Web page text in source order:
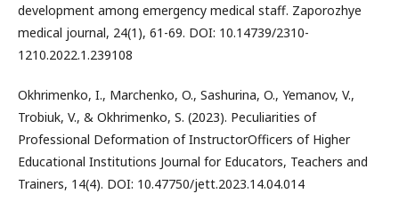
development among emergency medical staff. Zaporozhye
medical journal, 24(1), 61-69. DOI: 10.14739/2310-
1210.2022.1.239108
Okhrimenko, I., Marchenko, O., Sashurina, O., Yemanov, V.,
Trobiuk, V., & Okhrimenko, S. (2023). Peculiarities of
Professional Deformation of InstructorOfficers of Higher
Educational Institutions Journal for Educators, Teachers and
Trainers, 14(4). DOI: 10.47750/jett.2023.14.04.014